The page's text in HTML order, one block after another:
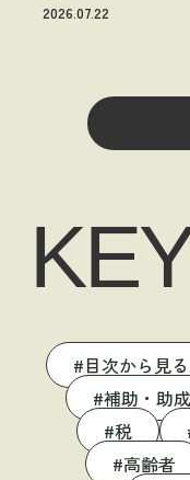
2026.07.22
目次から見る
補助・助
税
高齢者